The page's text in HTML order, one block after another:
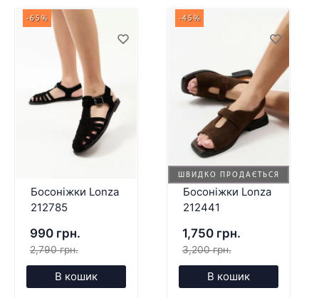
-65%
Босоніжки Lonza
212785
990 грн.
2,790 грн.
В кошик
ШВИДКО ПРОДАЄТЬСЯ
-45%
Босоніжки Lonza
212441
1,750 грн.
3,200 грн.
В кошик